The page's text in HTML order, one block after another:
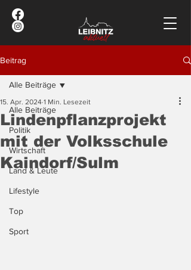
Beitrag
Alle Beiträge
Politik
Wirtschaft
Land & Leute
Lifestyle
Top
Sport
Alle Beiträge
Lindenpflanzprojekt
mit der Volksschule
Kaindorf/Sulm
15. Apr. 2024 1 Min. Lesezeit